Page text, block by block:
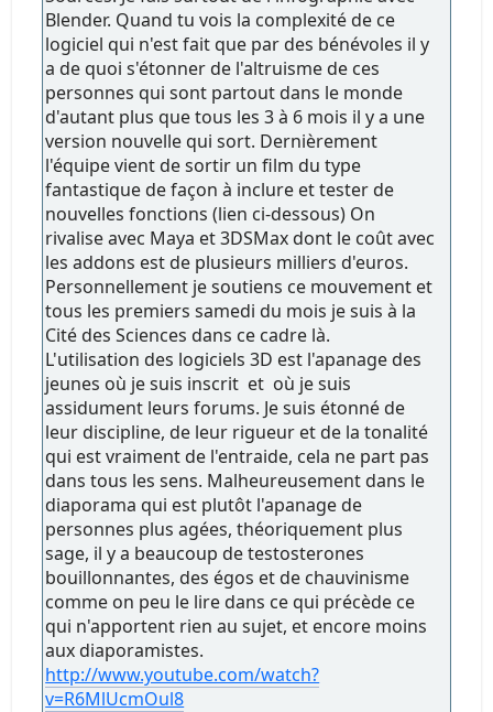
Blender. Quand tu vois la complexité de ce
logiciel qui n'est fait que par des bénévoles il y
a de quoi s'étonner de l'altruisme de ces
personnes qui sont partout dans le monde
d'autant plus que tous les 3 à 6 mois il y a une
version nouvelle qui sort. Dernièrement
l'équipe vient de sortir un film du type
fantastique de façon à inclure et tester de
nouvelles fonctions (lien ci-dessous) On
rivalise avec Maya et 3DSMax dont le coût avec
les addons est de plusieurs milliers d'euros.
Personnellement je soutiens ce mouvement et
tous les premiers samedi du mois je suis à la
Cité des Sciences dans ce cadre là.
L'utilisation des logiciels 3D est l'apanage des
jeunes où je suis inscrit et où je suis
assidument leurs forums. Je suis étonné de
leur discipline, de leur rigueur et de la tonalité
qui est vraiment de l'entraide, cela ne part pas
dans tous les sens. Malheureusement dans le
diaporama qui est plutôt l'apanage de
personnes plus agées, théoriquement plus
sage, il y a beaucoup de testosterones
bouillonnantes, des égos et de chauvinisme
comme on peu le lire dans ce qui précède ce
qui n'apportent rien au sujet, et encore moins
aux diaporamistes.
http://www.youtube.com/watch?
v=R6MlUcmOul8